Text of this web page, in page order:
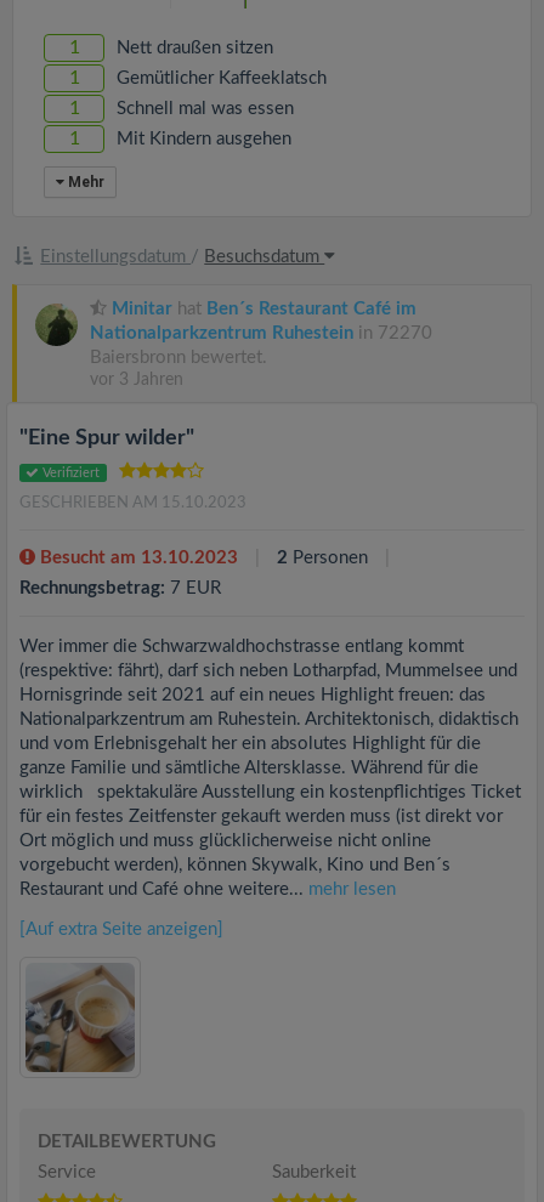
1 Nett draußen sitzen
1 Gemütlicher Kaffeeklatsch
1 Schnell mal was essen
1 Mit Kindern ausgehen
Mehr
Einstellungsdatum / Besuchsdatum
Minitar hat Ben´s Restaurant Café im
Nationalparkzentrum Ruhestein in 72270
Baiersbronn bewertet.
vor 3 Jahren
"Eine Spur wilder"
Verifiziert
GESCHRIEBEN AM 15.10.2023
Besucht am 13.10.2023 2 Personen
Rechnungsbetrag: 7 EUR
Wer immer die Schwarzwaldhochstrasse entlang kommt
(respektive: fährt), darf sich neben Lotharpfad, Mummelsee und
Hornisgrinde seit 2021 auf ein neues Highlight freuen: das
Nationalparkzentrum am Ruhestein. Architektonisch, didaktisch
und vom Erlebnisgehalt her ein absolutes Highlight für die
ganze Familie und sämtliche Altersklasse. Während für die
wirklich spektakuläre Ausstellung ein kostenpflichtiges Ticket
für ein festes Zeitfenster gekauft werden muss (ist direkt vor
Ort möglich und muss glücklicherweise nicht online
vorgebucht werden), können Skywalk, Kino und Ben´s
Restaurant und Café ohne weitere... mehr lesen
[Auf extra Seite anzeigen]
DETAILBEWERTUNG
Service
Sauberkeit
t
i
n